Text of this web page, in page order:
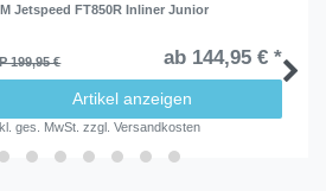
Jetspeed FT850R Inliner Junior
199,95 € ab 144,95 € *
Artikel anzeigen
ges. MwSt. zzgl.Versandkosten